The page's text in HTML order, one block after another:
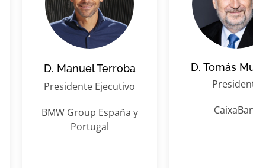
D. Manuel Terroba
Presidente Ejecutivo
BMW Group España y
Portugal
D. Tomás